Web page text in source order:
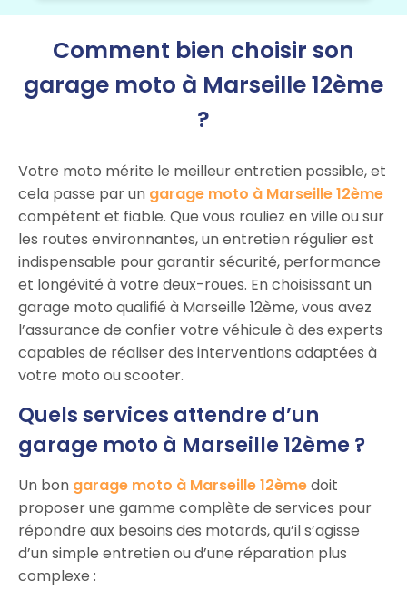
Comment bien choisir son
garage moto à Marseille 12ème
?
Votre moto mérite le meilleur entretien possible, et
cela passe par un garage moto à Marseille 12ème
compétent et fiable. Que vous rouliez en ville ou sur
les routes environnantes, un entretien régulier est
indispensable pour garantir sécurité, performance
et longévité à votre deux-roues. En choisissant un
garage moto qualifié à Marseille 12ème, vous avez
l’assurance de confier votre véhicule à des experts
capables de réaliser des interventions adaptées à
votre moto ou scooter.
Quels services attendre d’un
garage moto à Marseille 12ème ?
Un bon garage moto à Marseille 12èmedoit
proposer une gamme complète de services pour
répondre aux besoins des motards, qu’il s’agisse
d’un simple entretien ou d’une réparation plus
complexe :